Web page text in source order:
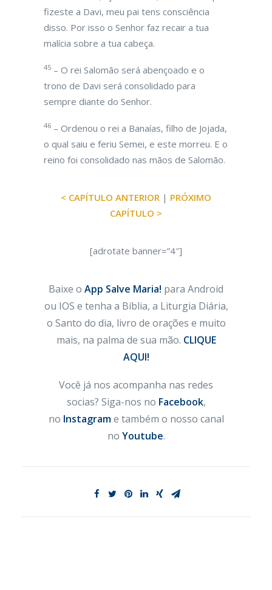
fizeste a Davi, meu pai tens consciência
disso. Por isso o Senhor faz recair a tua
malícia sobre a tua cabeça.
45 – O rei Salomão será abençoado e o
trono de Davi será consolidado para
sempre diante do Senhor.
46 – Ordenou o rei a Banaías, filho de Jojada,
o qual saiu e feriu Semei, e este morreu. E o
reino foi consolidado nas mãos de Salomão.
< CAPÍTULO ANTERIOR | PRÓXIMO
CAPÍTULO >
[adrotate banner=”4″]
Baixe o App Salve Maria! para Android
ou IOS e tenha a Bíblia, a Liturgia Diária,
o Santo do dia, livro de orações e muito
mais, na palma de sua mão. CLIQUE
AQUI!
Você já nos acompanha nas redes
socias? Siga-nos no Facebook,
no Instagrame também o nosso canal
no Youtube.